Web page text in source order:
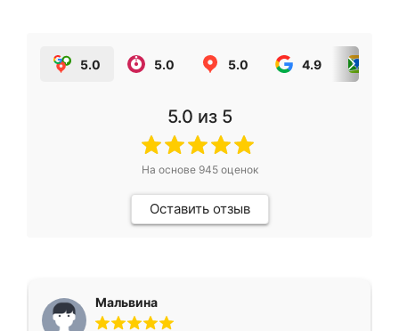
5.0 5.0 5.0 4.9
5.0 из 5
На основе 945оценок
Оставить отзыв
Мальвина